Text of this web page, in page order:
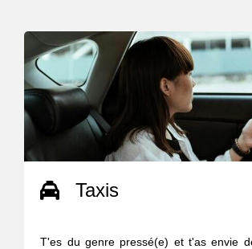
Taxis
T'es du genre pressé(e) et t'as envie